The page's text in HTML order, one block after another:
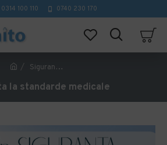
0314 100 110 0740 230 170
Siguranta la standarde medicale
la standarde medicale